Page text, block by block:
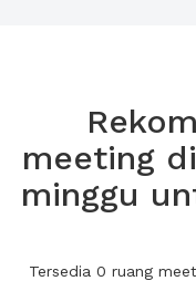
meeting
minggu
Tersedia 0 ruang